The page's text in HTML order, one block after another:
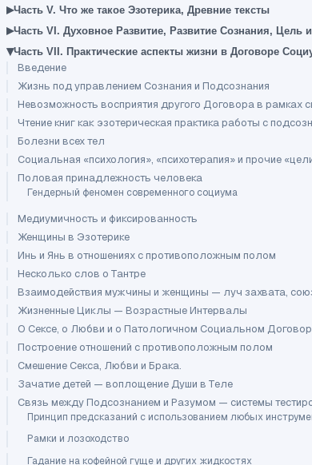
▸Часть V. Что же такое Эзотерика, Древние тексты
▸Часть VI. Духовное Развитие, Развитие Сознания,
▾Часть VII. Практические аспекты жизни в Договоре
Введение
Жизнь под управлением Сознания и Подсознания
Невозможность восприятия другого Договора в рамках
Чтение книг как эзотерическая практика работы с
Болезни всех тел
Социальная «психология», «психотерапия» и прочие
Половая принадлежность человека
Гендерный феномен современного социума
Медиумичность и фиксированность
Женщины в Эзотерике
Инь и Янь в отношениях с противоположным полом
Несколько слов о Тантре
Взаимодействия мужчины и женщины — луч захвата,
Жизненные Циклы — Возрастные Интервалы
О Сексе, о Любви и о Патологичном Социальном
Построение отношений с противоположным полом
Смешение Секса, Любви и Брака.
Зачатие детей — воплощение Души в Теле
Связь между Подсознанием и Разумом — системы
Принцип предсказаний с использованием любых
Рамки и лозоходство
Гадание на кофейной гуще и других жидкостях